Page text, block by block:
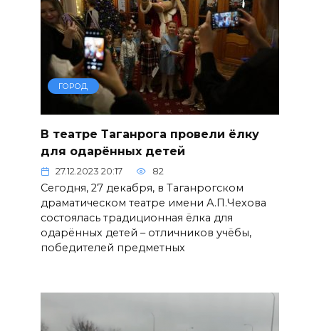
ГОРОД
В театре Таганрога провели ёлку
для одарённых детей
27.12.2023 20:17 82
Сегодня, 27 декабря, в Таганрогском
драматическом театре имени А.П.Чехова
состоялась традиционная ёлка для
одарённых детей – отличников учёбы,
победителей предметных